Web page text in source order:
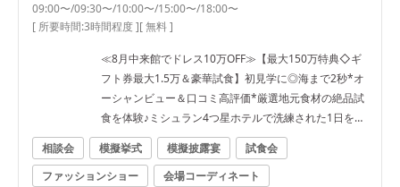
09:00〜/09:30〜/10:00〜/15:00〜/18:00〜
[ 所要時間:3時間程度][ 無料 ]
≪8月中来館でドレス10万OFF≫【最大150万特典◇ギ
フト券最大1.5万＆豪華試食】初見学に◎海まで2秒*オ
ーシャンビュー＆口コミ高評価*厳選地元食材の絶品試
食を体験♪ミシュラン4つ星ホテルで洗練された1日をご
提案《見学日は逗子駅の往復送迎有》
相談会 模擬挙式 模擬披露宴
試食会
ファッションショー
会場コーディネート